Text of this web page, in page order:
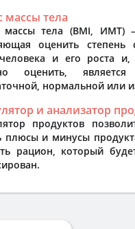
массы тела
массы тела (BMI, ИМТ)
оценить степень
и его роста
оценить,
нормальной или
и анализатор
продуктов
плюсы и минусы
рацион, который